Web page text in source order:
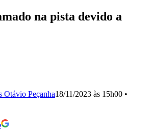
na pista devido a
Otávio Peçanha18/11/2023 às 15h00 •